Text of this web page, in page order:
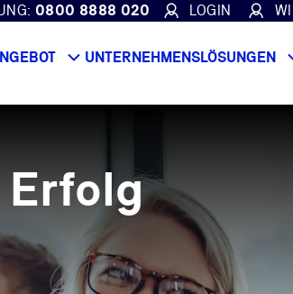
0800 8888 020 LOGIN
UNTERNEHMENSLÖSUNGEN